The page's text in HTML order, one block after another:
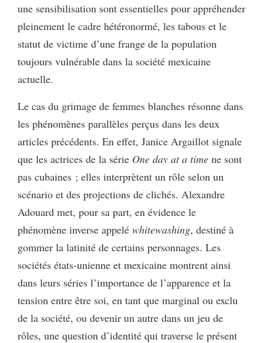
une sensibilisation sont essentielles pour appréhender
pleinement le cadre hétéronormé, les tabous et le
statut de victime d’une frange de la population
toujours vulnérable dans la société mexicaine
actuelle.
Le cas du grimage de femmes blanches résonne dans
les phénomènes parallèles perçus dans les deux
articles précédents. En effet, Janice Argaillot signale
que les actrices de la série One day at a time ne sont
pas cubaines ; elles interprètent un rôle selon un
scénario et des projections de clichés. Alexandre
Adouard met, pour sa part, en évidence le
phénomène inverse appelé whitewashing, destiné à
gommer la latinité de certains personnages. Les
sociétés états-unienne et mexicaine montrent ainsi
dans leurs séries l’importance de l’apparence et la
tension entre être soi, en tant que marginal ou exclu
de la société, ou devenir un autre dans un jeu de
rôles, une question d’identité qui traverse le présent